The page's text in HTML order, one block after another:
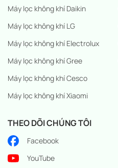
Máy lọc không khí Daikin
Máy lọc không khí LG
Máy lọc không khí Electrolux
Máy lọc không khí Gree
Máy lọc không khí Cesco
Máy lọc không khí Xiaomi
THEO DÕI CHÚNG TÔI
Facebook
YouTube